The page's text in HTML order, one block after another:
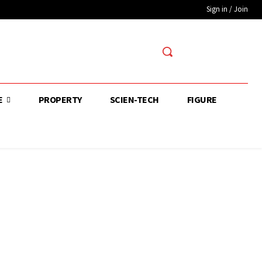
Sign in / Join
PROPERTY SCIEN-TECH FIGURE